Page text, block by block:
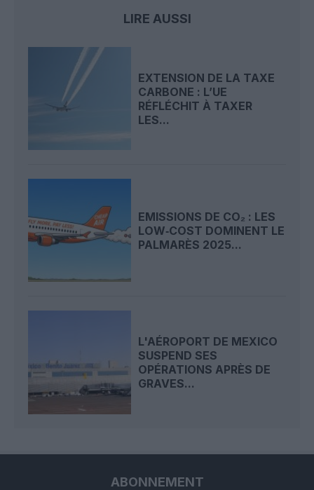
LIRE AUSSI
EXTENSION DE LA TAXE
CARBONE : L’UE
RÉFLÉCHIT À TAXER
LES...
EMISSIONS DE CO₂ : LES
LOW‑COST DOMINENT LE
PALMARÈS 2025...
L'AÉROPORT DE MEXICO
SUSPEND SES
OPÉRATIONS APRÈS DE
GRAVES...
ABONNEMENT